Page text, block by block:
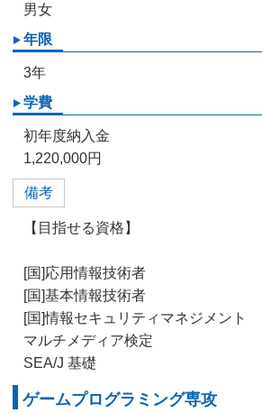
男女
年限
3年
学費
初年度納入金
1,220,000円
備考
【目指せる資格】
[国]応用情報技術者
[国]基本情報技術者
[国]情報セキュリティマネジメント
マルチメディア検定
SEA/J 基礎
ゲームプログラミング専攻